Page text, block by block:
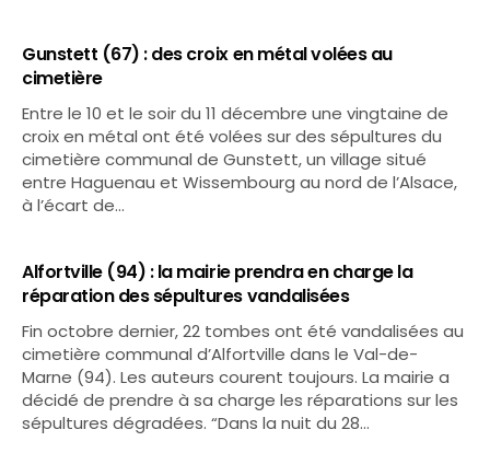
Gunstett (67) : des croix en métal volées au
cimetière
Entre le 10 et le soir du 11 décembre une vingtaine de
croix en métal ont été volées sur des sépultures du
cimetière communal de Gunstett, un village situé
entre Haguenau et Wissembourg au nord de l’Alsace,
à l’écart de…
Alfortville (94) : la mairie prendra en charge la
réparation des sépultures vandalisées
Fin octobre dernier, 22 tombes ont été vandalisées au
cimetière communal d’Alfortville dans le Val-de-
Marne (94). Les auteurs courent toujours. La mairie a
décidé de prendre à sa charge les réparations sur les
sépultures dégradées. “Dans la nuit du 28…